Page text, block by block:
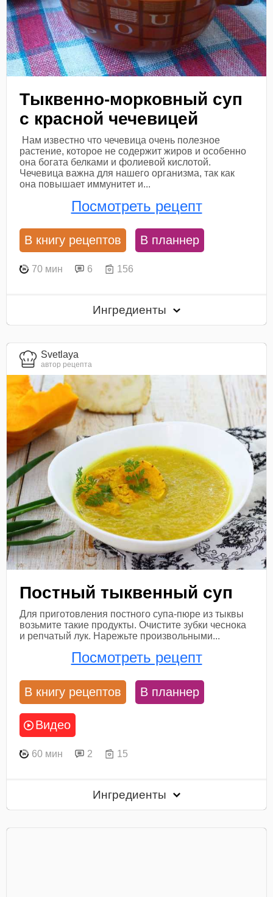
Тыквенно-морковный суп
с красной чечевицей
Нам известно что чечевица очень полезное
растение, которое не содержит жиров и особенно
она богата белками и фолиевой кислотой.
Чечевица важна для нашего организма, так как
она повышает иммунитет и...
Посмотреть рецепт
В книгу рецептов В планнер
70 мин 6 156
Ингредиенты
Svetlaya
автор рецепта
Постный тыквенный суп
Для приготовления постного супа-пюре из тыквы
возьмите такие продукты. Очистите зубки чеснока
и репчатый лук. Нарежьте произвольными...
Посмотреть рецепт
В книгу рецептов В планнер
Видео
60 мин 2 15
Ингредиенты